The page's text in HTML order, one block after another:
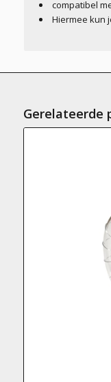
compatibel
Hiermee kun
Gerelateerde